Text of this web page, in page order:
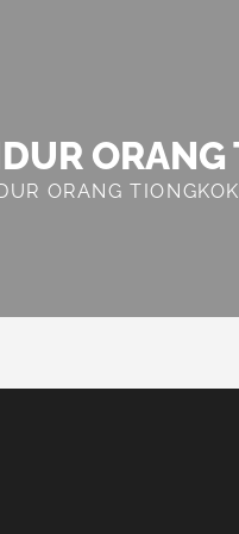
ORANG TIONGKOK